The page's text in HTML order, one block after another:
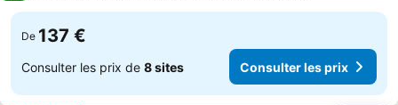
De 137 €
Consulter les prix de 8 sites Consulter les prix